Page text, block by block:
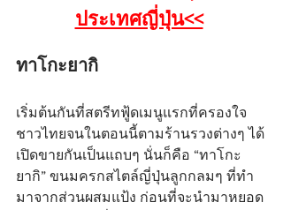
ประเทศญี่ปุ่น<<
ทาโกะยากิ
เริ่มต้นกันที่สตรีทฟู้ดเมนูแรกที่ครองใจ
ชาวไทยจนในตอนนี้ตามร้านรวงต่างๆ ได้
เปิดขายกันเป็นแถบๆ นั่นก็คือ “ทาโกะ
ยากิ” ขนมครกสไตล์ญี่ปุ่นลูกกลมๆ ที่ทำ
มาจากส่วนผสมแป้ง ก่อนที่จะนำมาหยอด